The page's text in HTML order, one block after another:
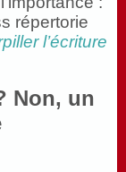
répertorie
l’écriture
Non, un